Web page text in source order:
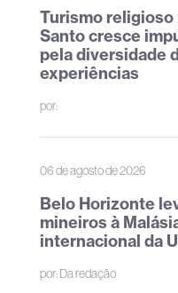
Turismo
Santo cresce
pela diversidade
experiências
por:
06 de agosto de 2026
Belo Horizonte
mineiros à
internacional da
por:Da redação